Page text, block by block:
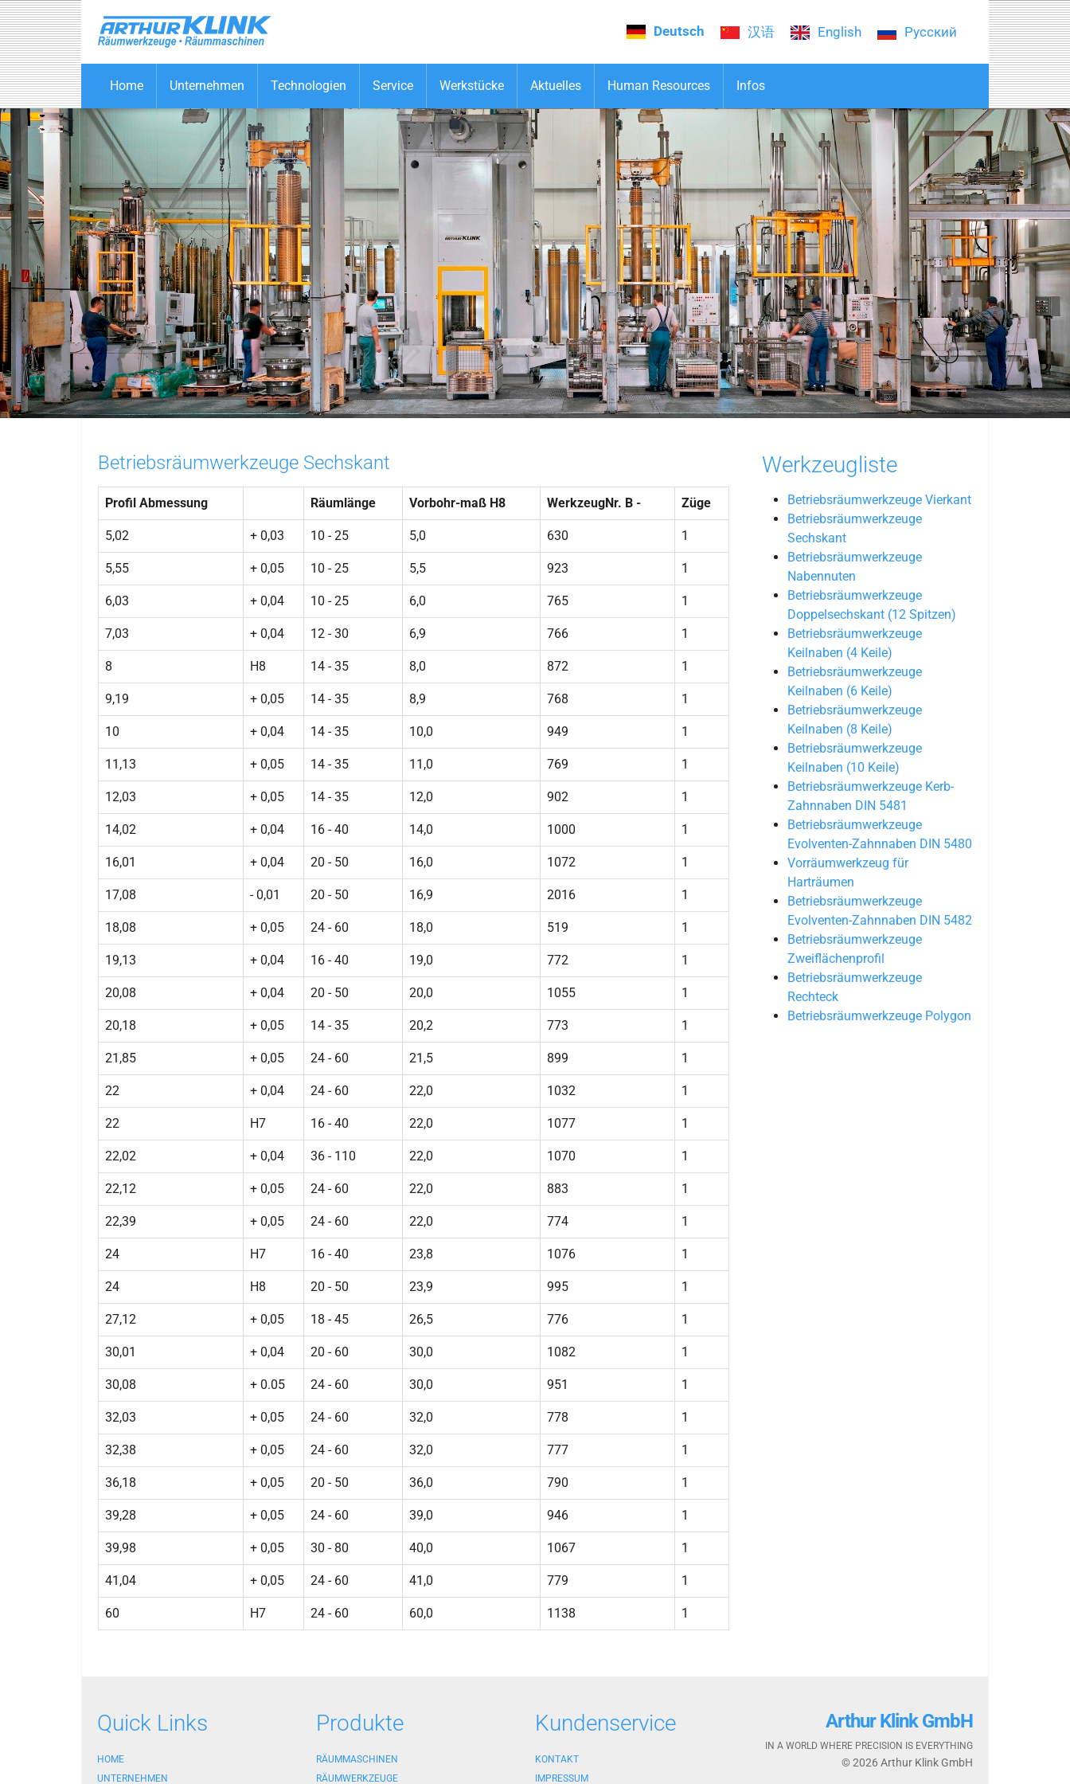
Skip to main content
Deutsch 汉语 English Русский
Home Unternehmen Technologien Service Werkstücke Aktuelles Human Resources Infos
Betriebsräumwerkzeuge Sechskant
Profil Abmessung Räumlänge Vorbohr-maß H8 WerkzeugNr. B - Züge
5,02 + 0,03 10 - 25 5,0 630 1
5,55 + 0,05 10 - 25 5,5 923 1
6,03 + 0,04 10 - 25 6,0 765 1
7,03 + 0,04 12 - 30 6,9 766 1
8 H8 14 - 35 8,0 872 1
9,19 + 0,05 14 - 35 8,9 768 1
10 + 0,04 14 - 35 10,0 949 1
11,13 + 0,05 14 - 35 11,0 769 1
12,03 + 0,05 14 - 35 12,0 902 1
14,02 + 0,04 16 - 40 14,0 1000 1
16,01 + 0,04 20 - 50 16,0 1072 1
17,08 - 0,01 20 - 50 16,9 2016 1
18,08 + 0,05 24 - 60 18,0 519 1
19,13 + 0,04 16 - 40 19,0 772 1
20,08 + 0,04 20 - 50 20,0 1055 1
20,18 + 0,05 14 - 35 20,2 773 1
21,85 + 0,05 24 - 60 21,5 899 1
22 + 0,04 24 - 60 22,0 1032 1
22 H7 16 - 40 22,0 1077 1
22,02 + 0,04 36 - 110 22,0 1070 1
22,12 + 0,05 24 - 60 22,0 883 1
22,39 + 0,05 24 - 60 22,0 774 1
24 H7 16 - 40 23,8 1076 1
24 H8 20 - 50 23,9 995 1
27,12 + 0,05 18 - 45 26,5 776 1
30,01 + 0,04 20 - 60 30,0 1082 1
30,08 + 0.05 24 - 60 30,0 951 1
32,03 + 0,05 24 - 60 32,0 778 1
32,38 + 0,05 24 - 60 32,0 777 1
36,18 + 0,05 20 - 50 36,0 790 1
39,28 + 0,05 24 - 60 39,0 946 1
39,98 + 0,05 30 - 80 40,0 1067 1
41,04 + 0,05 24 - 60 41,0 779 1
60 H7 24 - 60 60,0 1138 1
Werkzeugliste
Betriebsräumwerkzeuge Vierkant
Betriebsräumwerkzeuge
Sechskant
Betriebsräumwerkzeuge
Nabennuten
Betriebsräumwerkzeuge
Doppelsechskant (12 Spitzen)
Betriebsräumwerkzeuge
Keilnaben (4 Keile)
Betriebsräumwerkzeuge
Keilnaben (6 Keile)
Betriebsräumwerkzeuge
Keilnaben (8 Keile)
Betriebsräumwerkzeuge
Keilnaben (10 Keile)
Betriebsräumwerkzeuge Kerb-
Zahnnaben DIN 5481
Betriebsräumwerkzeuge
Evolventen-Zahnnaben DIN 5480
Vorräumwerkzeug für
Harträumen
Betriebsräumwerkzeuge
Evolventen-Zahnnaben DIN 5482
Betriebsräumwerkzeuge
Zweiflächenprofil
Betriebsräumwerkzeuge
Rechteck
Betriebsräumwerkzeuge Polygon
Quick Links
HOME
UNTERNEHMEN
Produkte
RÄUMMASCHINEN
RÄUMWERKZEUGE
Kundenservice
KONTAKT
IMPRESSUM
Arthur Klink GmbH
IN A WORLD WHERE PRECISION IS EVERYTHING
© 2026 Arthur Klink GmbH